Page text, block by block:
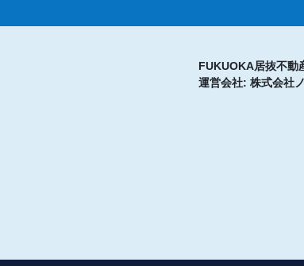
FUKUOKA居抜不動
運営会社: 株式会社